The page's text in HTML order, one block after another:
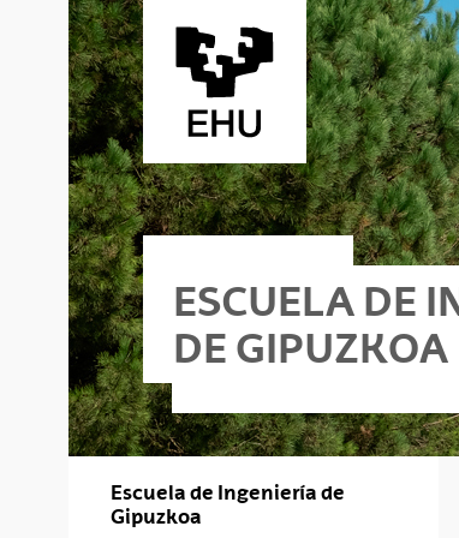
Saltar al contenido principal
- Donostia
ESCUELA DE
DE GIPUZKOA
Escuela de Ingeniería de
Gipuzkoa